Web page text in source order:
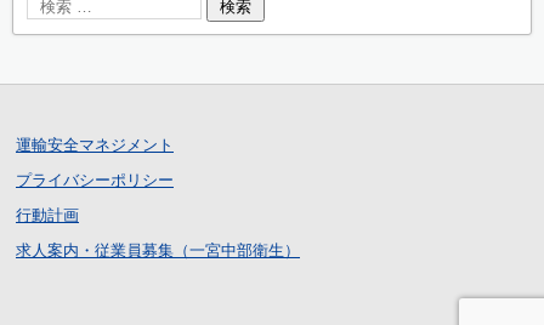
運輸安全マネジメント
プライバシーポリシー
行動計画
求人案内・従業員募集（一宮中部衛生）